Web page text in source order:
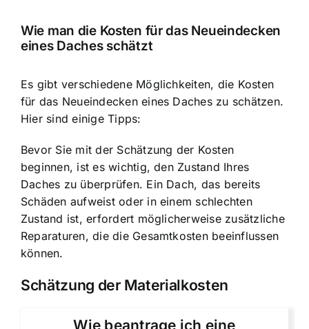
Wie man die Kosten für das Neueindecken
eines Daches schätzt
Es gibt verschiedene Möglichkeiten, die Kosten
für das Neueindecken eines Daches zu schätzen.
Hier sind einige Tipps:
Bevor Sie mit der Schätzung der Kosten
beginnen, ist es wichtig, den Zustand Ihres
Daches zu überprüfen. Ein Dach, das bereits
Schäden aufweist oder in einem schlechten
Zustand ist, erfordert möglicherweise zusätzliche
Reparaturen, die die Gesamtkosten beeinflussen
können.
Schätzung der Materialkosten
Wie beantrage ich eine